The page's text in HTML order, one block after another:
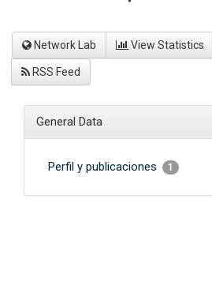
Network Lab View Statistics
RSS Feed
General Data
Perfil y publicaciones 1